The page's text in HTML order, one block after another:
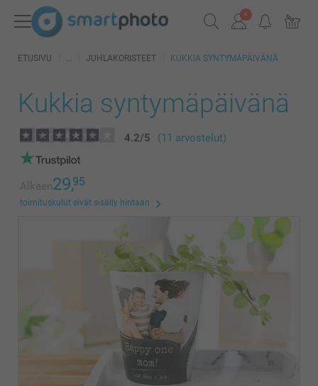
ETUSIVU JUHLAKORISTEET KUKKIA SYNTYMÄPÄIVÄNÄ
Kukkia syntymäpäivänä
4.2/5 (11 arvostelut)
Alkaen29,95
toimituskulut eivät sisälly hintaan